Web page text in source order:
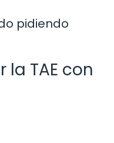
pidiendo
la TAE con